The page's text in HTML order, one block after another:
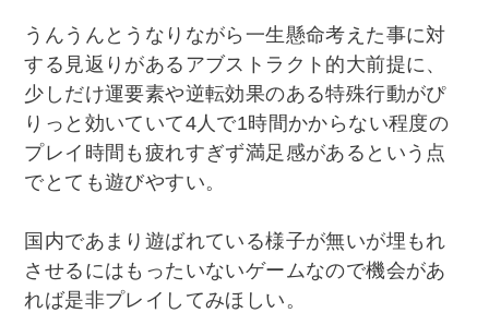
うんうんとうなりながら一生懸命考えた事に対
する見返りがあるアブストラクト的大前提に、
少しだけ運要素や逆転効果のある特殊行動がぴ
りっと効いていて4人で1時間かからない程度の
プレイ時間も疲れすぎず満足感があるという点
でとても遊びやすい。
国内であまり遊ばれている様子が無いが埋もれ
させるにはもったいないゲームなので機会があ
れば是非プレイしてみほしい。